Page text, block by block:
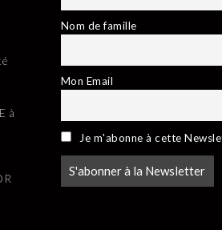
à
Nom de famille
Mon Email
Je m'abonne à cette